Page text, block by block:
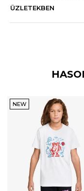
ÜZLETEKBEN
NEW